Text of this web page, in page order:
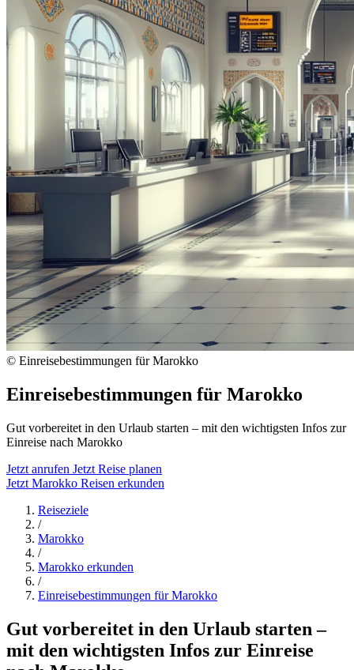
© Einreisebestimmungen für Marokko
Einreisebestimmungen für Marokko
Gut vorbereitet in den Urlaub starten – mit den wichtigsten Infos zur
Einreise nach Marokko
Jetzt anrufen Jetzt Reise planen
Jetzt Marokko Reisen erkunden
Reiseziele
/
Marokko
/
Marokko erkunden
/
Einreisebestimmungen für Marokko
Gut vorbereitet in den Urlaub starten –
mit den wichtigsten Infos zur Einreise